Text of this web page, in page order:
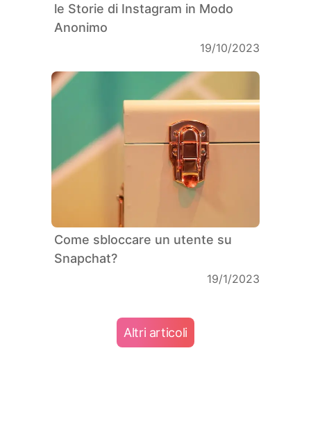
le Storie di Instagram in Modo
Anonimo
19/10/2023
Come sbloccare un utente su
Snapchat?
19/1/2023
Altri articoli